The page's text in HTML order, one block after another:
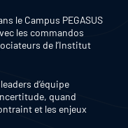
le Campus PEGASUS
les commandos
de l’Institut
d’équipe
quand
et les enjeux